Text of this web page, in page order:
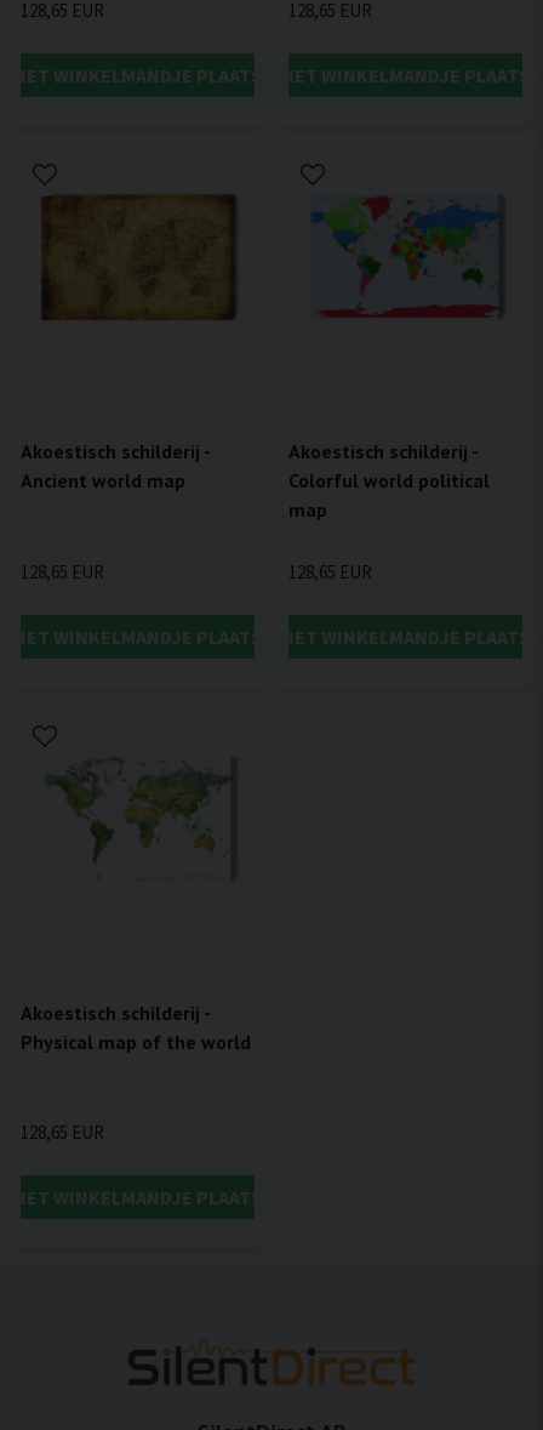
128,65 EUR
HET WINKELMANDJE PLAATSEN
128,65 EUR
IN HET WINKELMANDJE
Akoestisch schilderij -
Ancient world map
128,65 EUR
HET WINKELMANDJE PLAATSEN
Akoestisch schilderij -
Colorful world political
map
128,65 EUR
IN HET WINKELMANDJE
Akoestisch schilderij -
Physical map of the world
128,65 EUR
HET WINKELMANDJE PLAATSEN